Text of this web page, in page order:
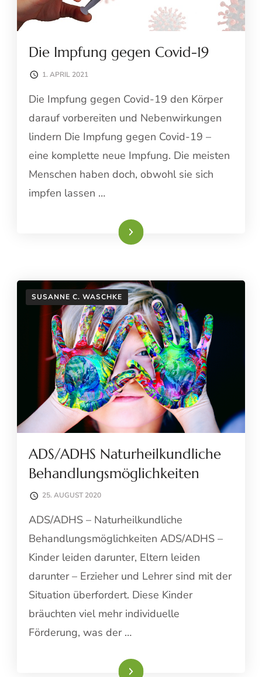
Die Impfung gegen Covid-19
1. APRIL 2021
Die Impfung gegen Covid-19 den Körper
darauf vorbereiten und Nebenwirkungen
lindern Die Impfung gegen Covid-19 –
eine komplette neue Impfung. Die meisten
Menschen haben doch, obwohl sie sich
impfen lassen …
Weiterlesen
SUSANNE C. WASCHKE
ADS/ADHS Naturheilkundliche
Behandlungsmöglichkeiten
25. AUGUST 2020
ADS/ADHS – Naturheilkundliche
Behandlungsmöglichkeiten ADS/ADHS –
Kinder leiden darunter, Eltern leiden
darunter – Erzieher und Lehrer sind mit der
Situation überfordert. Diese Kinder
bräuchten viel mehr individuelle
Förderung, was der …
Weiterlesen